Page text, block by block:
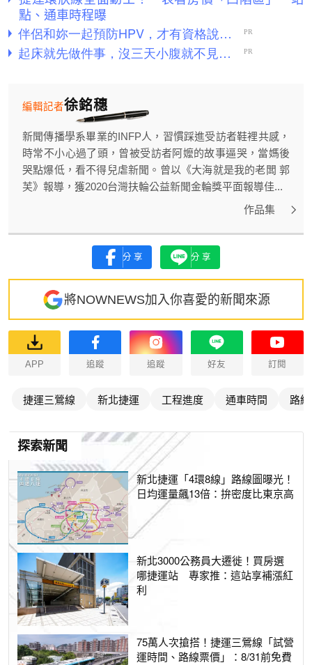
點、通車時程曝
徐銘穗
編輯記者
新聞傳播學系畢業的INFP人，習慣踩進受訪者鞋裡共感，
時常不小心過了頭，曾被受訪者阿嬤的故事逼哭，當媽後
哭點爆低，看不得兒虐新聞。曾以《大海就是我的老闆 郭
芙》報導，獲2020台灣扶輪公益新聞金輪獎平面報導佳...
作品集
分享 分享
將NOWNEWS加入你喜愛的新聞來源
APP 追蹤 追蹤 好友 訂閱
捷運三鶯線 新北捷運 工程進度 通車時間 路
探索新聞
新北捷運「4環8線」路線圖曝光！
日均運量飆13倍：拚密度比東京高
新北3000公務員大遷徙！買房選
哪捷運站 專家推：這站享補漲紅
利
75萬人次搶搭！捷運三鶯線「試營
運時間、路線票價」：8/31前免費